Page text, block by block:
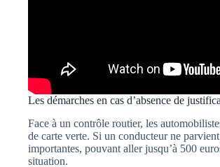
Les démarches en cas d’absence de
Face à un contrôle routier, les
de carte verte. Si un conducteur ne
importantes, pouvant aller jusqu’à 500
situation.